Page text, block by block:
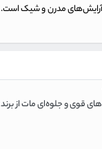
قوی و جلوه‌ای مات از برند